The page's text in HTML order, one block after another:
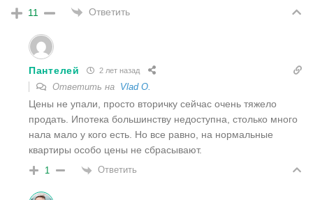
11 Ответить
Пантелей 2 лет назад
Ответить на Vlad O.
Цены не упали, просто вторичку сейчас очень тяжело
продать. Ипотека большинству недоступна, столько много
нала мало у кого есть. Но все равно, на нормальные
квартиры особо цены не сбрасывают.
1 Ответить